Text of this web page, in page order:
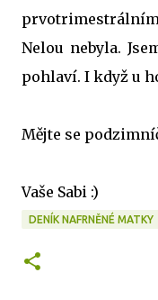
Nelou nebyla.
pohlaví. I když u
Mějte se
Vaše Sabi :)
DENÍK NAFRNĚNÉ MATKY